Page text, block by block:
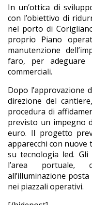
In un’ottica di
con l’obiettivo di
nel porto di
proprio Piano
manutenzione
faro, per adeguare
commerciali.
Dopo l’approvazione
direzione del
procedura di
previsto un impegno
euro. Il progetto
apparecchi con nuove
su tecnologia led.
l’area portuale,
all’illuminazione
nei piazzali operativi.